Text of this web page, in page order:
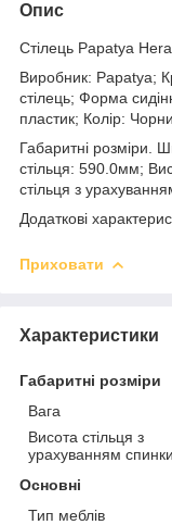
Опис
Стілець Papatya
Виробник: Papatya;
стілець; Форма
пластик; Колір:
Габаритні розміри.
стільця: 590.0мм;
стільця з
Додаткові
Приховати
Характеристики
Габаритні розміри
Вага
Висота стільця з
урахуванням спинки
Основні
Тип меблів